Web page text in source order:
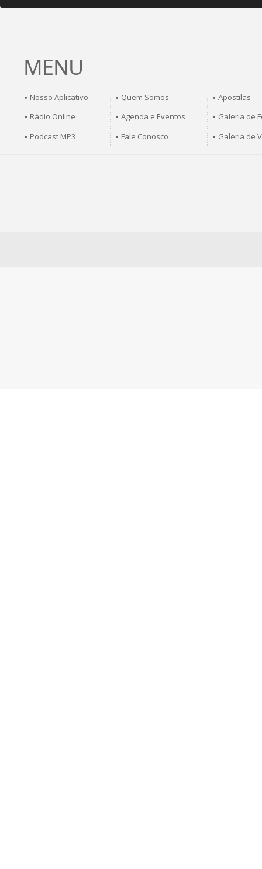
MENU
• Nosso Aplicativo • Quem Somos • Apostilas
• Rádio Online • Agenda e Eventos • Galeria de
• Podcast MP3 • Fale Conosco • Galeria de